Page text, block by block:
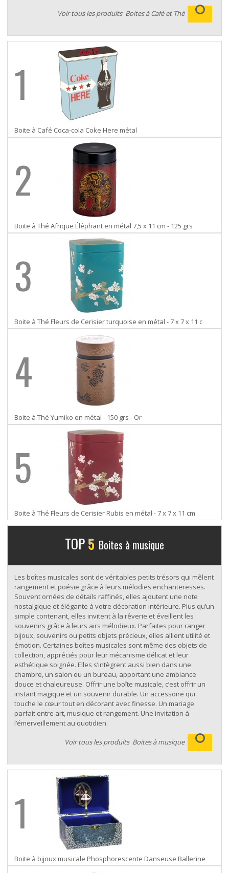
Voir tous les produits Boites à Café et Thé
1
Boite à Café Coca-cola Coke Here métal
2
Boite à Thé Afrique Éléphant en métal 7,5 x 11 cm - 125 grs
3
Boite à Thé Fleurs de Cerisier turquoise en métal - 7 x 7 x 11 c
4
Boite à Thé Yumiko en métal - 150 grs - Or
5
Boite à Thé Fleurs de Cerisier Rubis en métal - 7 x 7 x 11 cm
TOP5 Boites à musique
Les boîtes musicales sont de véritables petits trésors qui mêlent
rangement et poésie grâce à leurs mélodies enchanteresses.
Souvent ornées de détails raffinés, elles ajoutent une note
nostalgique et élégante à votre décoration intérieure. Plus qu’un
simple contenant, elles invitent à la rêverie et éveillent les
souvenirs grâce à leurs airs mélodieux. Parfaites pour ranger
bijoux, souvenirs ou petits objets précieux, elles allient utilité et
émotion. Certaines boîtes musicales sont même des objets de
collection, appréciés pour leur mécanisme délicat et leur
esthétique soignée. Elles s’intègrent aussi bien dans une
chambre, un salon ou un bureau, apportant une ambiance
douce et chaleureuse. Offrir une boîte musicale, c’est offrir un
instant magique et un souvenir durable. Un accessoire qui
touche le cœur tout en décorant avec finesse. Un mariage
parfait entre art, musique et rangement. Une invitation à
l’émerveillement au quotidien.
Voir tous les produits Boites à musique
1
Boite à bijoux musicale Phosphorescente Danseuse Ballerine